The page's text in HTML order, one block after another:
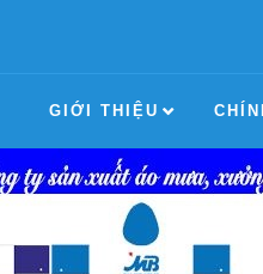
GIỚI THIỆU